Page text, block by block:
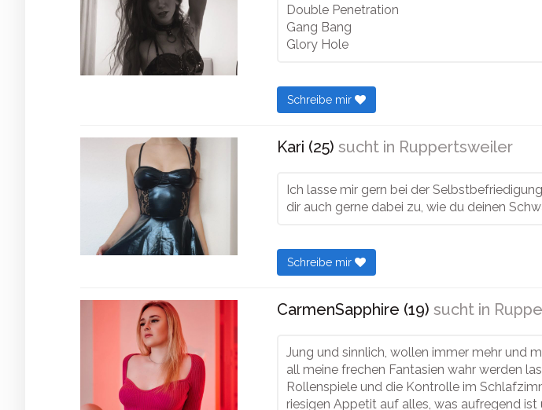
Double Penetration
Gang Bang
Glory Hole
Schreibe mir
Kari (25) sucht in Ruppertsweiler
Ich lasse mir gern bei der
dir auch gerne dabei zu, wie du deinen
Schreibe mir
CarmenSapphire (19) sucht in
Jung und sinnlich, wollen immer mehr und
all meine frechen Fantasien wahr werden
Rollenspiele und die Kontrolle im
riesigen Appetit auf alles, was aufregend